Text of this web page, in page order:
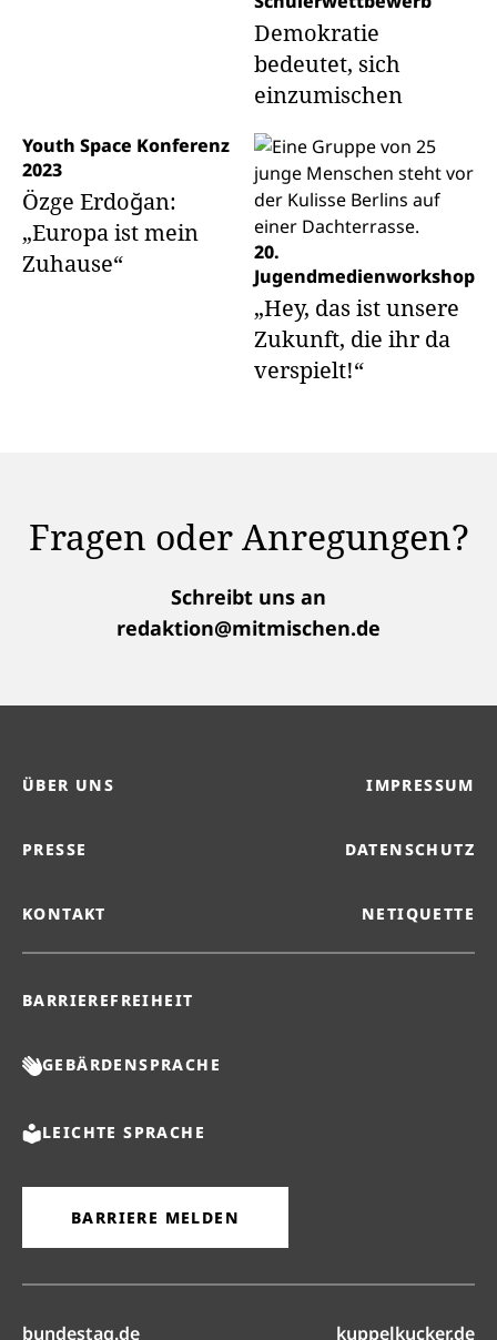
Demokratie
bedeutet, sich
einzumischen
Youth Space Konferenz
2023
Özge Erdoğan:
„Europa ist mein
Zuhause“
20.
Jugendmedienworkshop
„Hey, das ist unsere
Zukunft, die ihr da
verspielt!“
Fragen oder Anregungen?
Schreibt uns an
redaktion@mitmischen.de
ÜBER UNS IMPRESSUM
PRESSE DATENSCHUTZ
KONTAKT NETIQUETTE
BARRIEREFREIHEIT
GEBÄRDENSPRACHE
LEICHTE SPRACHE
BARRIERE MELDEN
bundestag.de(öffnet in neuem Reiter)kuppelkucker.de